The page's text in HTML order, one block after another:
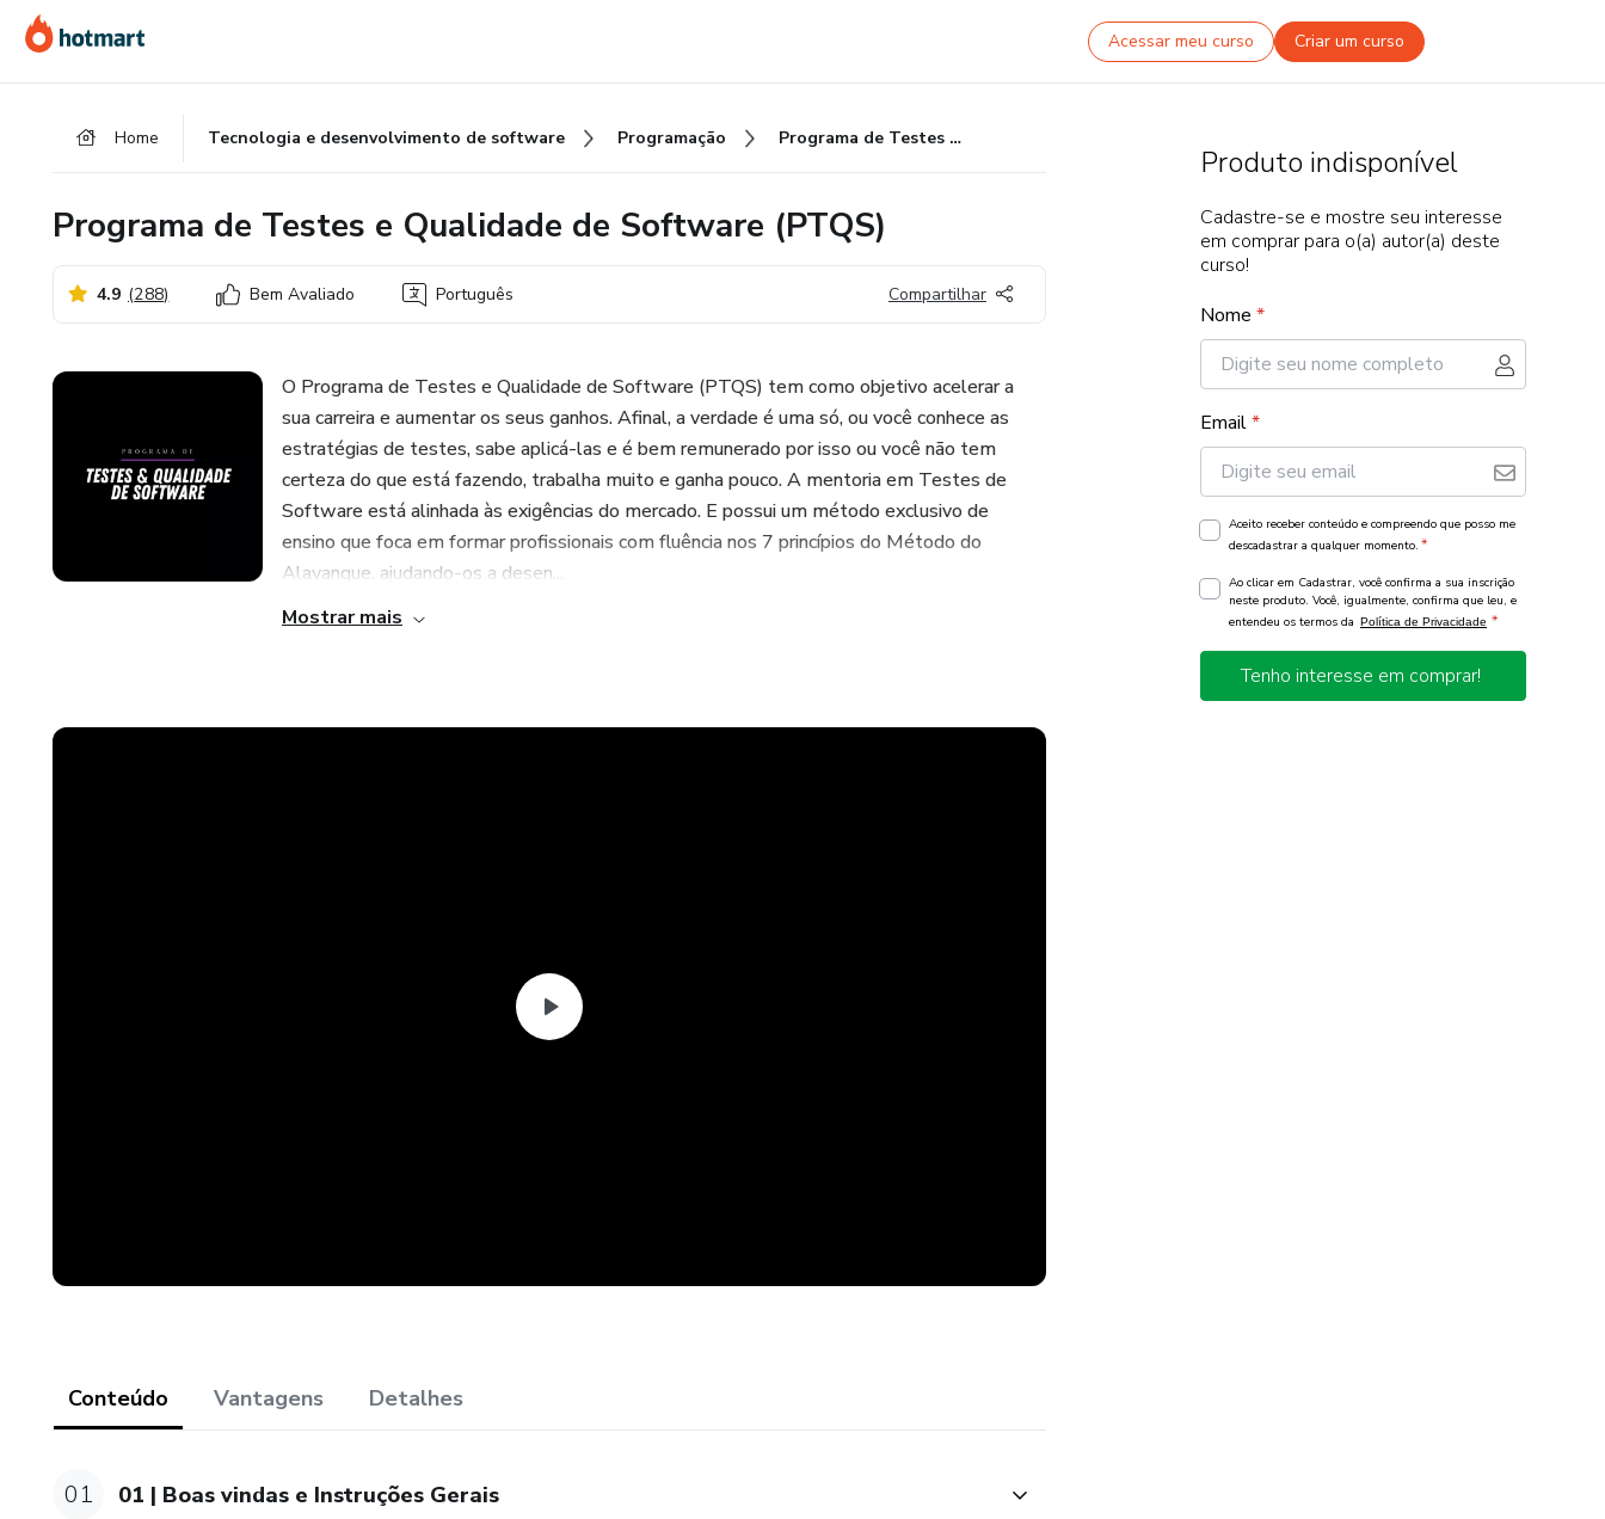
para
o
para
o
para
o
Acessar meu curso Criar um curso
Home Tecnologia e desenvolvimento de software Programação Programa de Testes e Qualidade de Software (PTQS)
Programa de Testes e Qualidade de Software (PTQS)
4.9 (288) Bem Avaliado Português Compartilhar
O Programa de Testes e Qualidade de Software (PTQS) tem como objetivo acelerar a
sua carreira e aumentar os seus ganhos. Afinal, a verdade é uma só, ou você conhece as
estratégias de testes, sabe aplicá-las e é bem remunerado por isso ou você não tem
certeza do que está fazendo, trabalha muito e ganha pouco. A mentoria em Testes de
Software está alinhada às exigências do mercado. E possui um método exclusivo de
ensino que foca em formar profissionais com fluência nos 7 princípios do Método do
Alavanque, ajudando-os a desen...
Mostrar mais
Conteúdo Vantagens Detalhes
01 01 | Boas vindas e Instruções Gerais
Produto indisponível
Cadastre-se e mostre seu interesse
em comprar para o(a) autor(a) deste
curso!
Nome *
Email*
Aceito receber conteúdo e compreendo que posso me
descadastrar a qualquer momento. *
Ao clicar em Cadastrar, você confirma a sua inscrição
neste produto. Você, igualmente, confirma que leu, e
entendeu os termos da Política de Privacidade *
Tenho interesse em comprar!